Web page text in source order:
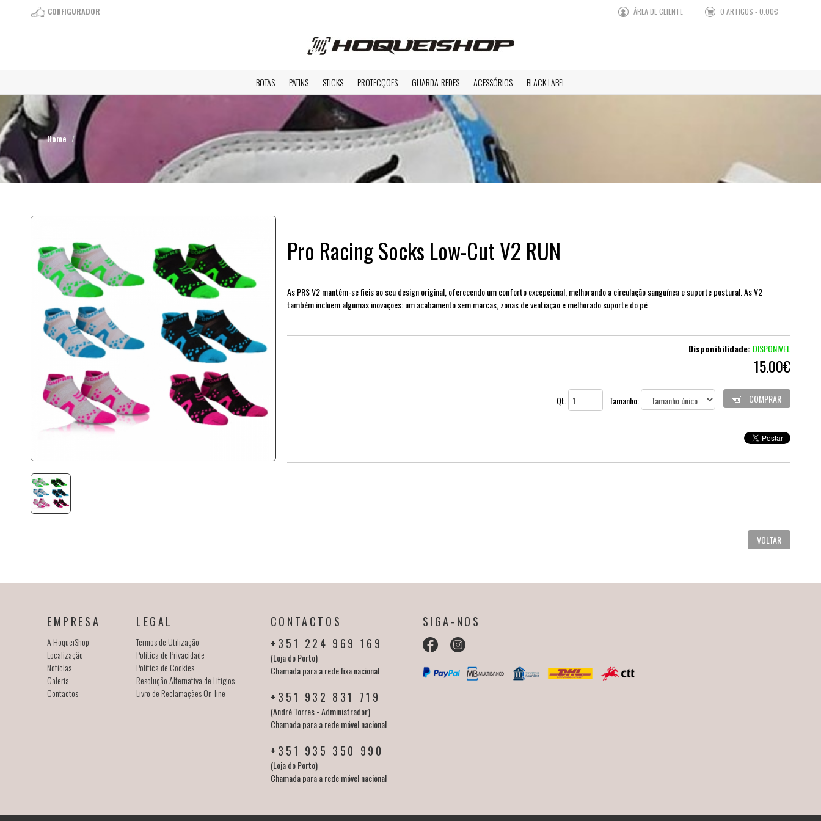
CONFIGURADOR ÁREA DE CLIENTE 0 ARTIGOS - 0.00€
BOTAS PATINS STICKS PROTECÇÕES GUARDA-REDES ACESSÓRIOS BLACK LABEL
Home
Pro Racing Socks Low-Cut V2 RUN
As PRS V2 mantêm-se fieis ao seu design original, oferecendo um conforto excepcional, melhorando a circulação sanguínea e suporte postural. As V2
também incluem algumas inovações: um acabamento sem marcas, zonas de ventiação e melhorado suporte do pé
Disponibilidade: DISPONIVEL
15.00€
Qt. Tamanho: COMPRAR
VOLTAR
EMPRESA
A HoqueiShop
Localização
Notícias
Galeria
Contactos
LEGAL
Termos de Utilização
Política de Privacidade
Política de Cookies
Resolução Alternativa de Litigios
Livro de Reclamaçães On-line
CONTACTOS
+351 224 969 169
(Loja do Porto)
Chamada para a rede fixa nacional
+351 932 831 719
(André Torres - Administrador)
Chamada para a rede móvel nacional
+351 935 350 990
(Loja do Porto)
Chamada para a rede móvel nacional
SIGA-NOS